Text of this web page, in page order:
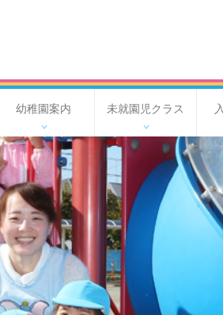
幼稚園案内 未就園児クラス